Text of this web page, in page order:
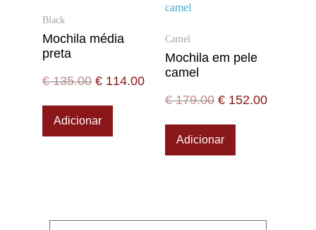
Black
Mochila média
preta
€135.00 € 114.00
Adicionar
Camel
Mochila em pele
camel
€179.00 € 152.00
Adicionar